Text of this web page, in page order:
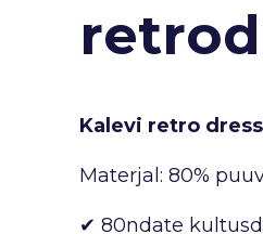
Kalevi retro
Materjal: 80%
✔ 80ndate